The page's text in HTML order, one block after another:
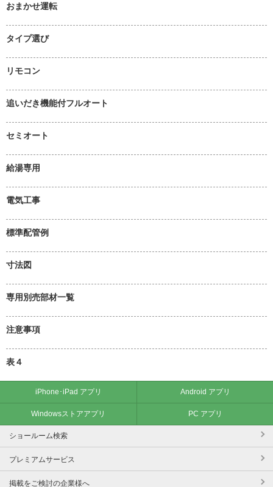
おまかせ運転
タイプ選び
リモコン
追いだき機能付フルオート
セミオート
給湯専用
電気工事
標準配管例
寸法図
専用別売部材一覧
注意事項
表４
iPhone･iPad アプリ Android アプリ
Windowsストアアプリ PC アプリ
ショールーム検索
プレミアムサービス
掲載をご検討の企業様へ